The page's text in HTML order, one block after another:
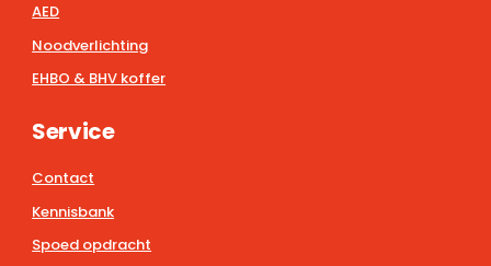
AED
Noodverlichting
EHBO & BHV koffer
Service
Contact
Kennisbank
Spoed opdracht